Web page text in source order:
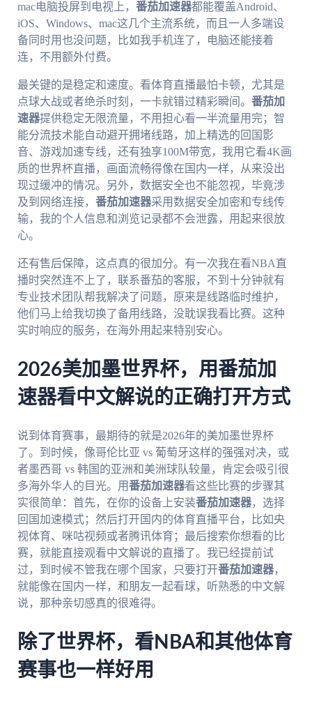
mac电脑投屏到电视上， 番茄加速器都能覆盖Android、
iOS、Windows、mac这几个主流系统，而且一人多端设
备同时用也没问题，比如我手机连了，电脑还能接着
连，不用额外付费。
最关键的是稳定和速度。看体育直播最怕卡顿，尤其是
点球大战或者绝杀时刻，一卡就错过精彩瞬间。 番茄加
速器提供稳定无限流量，不用担心看一半流量用完；智
能分流技术能自动避开拥堵线路，加上精选的回国影
音、游戏加速专线，还有独享100M带宽，我用它看4K画
质的世界杯直播，画面流畅得像在国内一样，从来没出
现过缓冲的情况。另外，数据安全也不能忽视，毕竟涉
及到网络连接， 番茄加速器采用数据安全加密和专线传
输，我的个人信息和浏览记录都不会泄露，用起来很放
心。
还有售后保障，这点真的很加分。有一次我在看NBA直
播时突然连不上了，联系番茄的客服，不到十分钟就有
专业技术团队帮我解决了问题，原来是线路临时维护，
他们马上给我切换了备用线路，没耽误我看比赛。这种
实时响应的服务，在海外用起来特别安心。
2026美加墨世界杯，用番茄加
速器看中文解说的正确打开方式
说到体育赛事，最期待的就是2026年的美加墨世界杯
了。到时候，像哥伦比亚 vs 葡萄牙这样的强强对决，或
者墨西哥 vs 韩国的亚洲和美洲球队较量，肯定会吸引很
多海外华人的目光。用番茄加速器看这些比赛的步骤其
实很简单：首先，在你的设备上安装番茄加速器，选择
回国加速模式；然后打开国内的体育直播平台，比如央
视体育、咪咕视频或者腾讯体育；最后搜索你想看的比
赛，就能直接观看中文解说的直播了。我已经提前试
过，到时候不管我在哪个国家，只要打开番茄加速器，
就能像在国内一样，和朋友一起看球，听熟悉的中文解
说，那种亲切感真的很难得。
除了世界杯，看NBA和其他体育
赛事也一样好用